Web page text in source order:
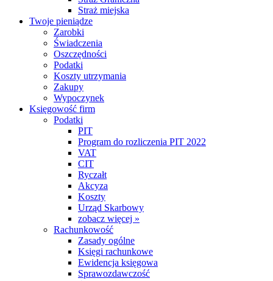
Straż miejska
Twoje pieniądze
Zarobki
Świadczenia
Oszczędności
Podatki
Koszty utrzymania
Zakupy
Wypoczynek
Księgowość firm
Podatki
PIT
Program do rozliczenia PIT 2022
VAT
CIT
Ryczałt
Akcyza
Koszty
Urząd Skarbowy
zobacz więcej »
Rachunkowość
Zasady ogólne
Księgi rachunkowe
Ewidencja księgowa
Sprawozdawczość